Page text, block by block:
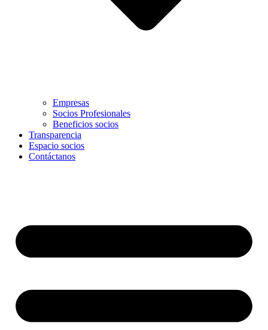
Empresas
Socios Profesionales
Beneficios socios
Transparencia
Espacio socios
Contáctanos